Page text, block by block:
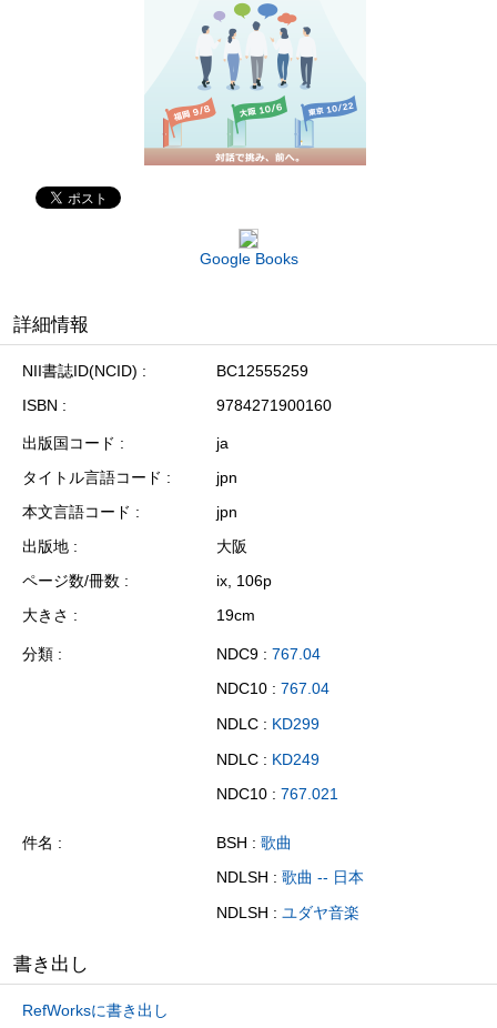
Google Books
詳細情報
NII書誌ID(NCID)
BC12555259
ISBN
9784271900160
出版国コード
ja
タイトル言語コード
jpn
本文言語コード
jpn
出版地
大阪
ページ数/冊数
ix, 106p
大きさ
19cm
分類 NDC9 : 767.04
NDC10 : 767.04
NDLC : KD299
NDLC : KD249
NDC10 : 767.021
件名 BSH : 歌曲
NDLSH : 歌曲 -- 日本
NDLSH : ユダヤ音楽
書き出し
RefWorksに書き出し